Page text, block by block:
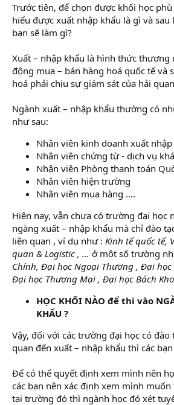
Trước tiên, để chọn được khối học
hiểu được xuất nhập khẩu là gì và
bạn sẽ làm gì?
Xuất – nhập khẩu là hình thức thương
động mua – bán hàng hoá quốc tế và
hoá phải chịu sự giám sát của hải
Ngành xuất – nhập khẩu thường có
như sau:
Nhân viên kinh doanh xuất nhập
Nhân viên chứng từ - dịch vụ
Nhân viên Phòng thanh toán
Nhân viên hiện trường
Nhân viên mua hàng ….
Hiện nay, vẫn chưa có trường đại học
ngàng xuất – nhập khẩu mà chỉ đào
liên quan , ví dụ như : Kinh tế quốc tế,
quan & Logistic , … ở một số trường
Chính, Đại học Ngoại Thương , Đại học
Đại học Thương Mại , Đại học Bách
HỌC KHỐI NÀO để thi vào
KHẨU ?
Vậy, đối với các trường đại học có đào
quan đến xuất – nhập khẩu thì các
Để có thể quyết định xem mình nên
các bạn nên xác định xem mình
tại trường đó thì ngành học đó xét